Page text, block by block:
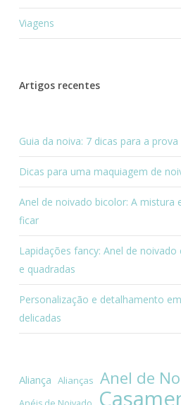
Viagens
Artigos recentes
Guia da noiva: 7 dicas para a
Dicas para uma maquiagem de
Anel de noivado bicolor: A mistura
ficar
Lapidações fancy: Anel de
e quadradas
Personalização e detalhamento
delicadas
Aliança Alianças Anel de